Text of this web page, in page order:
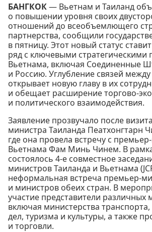
БАНГКОК— Вьетнам и Таиланд
о повышении уровня своих
отношений до всеобъемлющего
партнерства, сообщили
в пятницу. Этот новый статус
ряд с ключевыми стратегическими
Вьетнама, включая Соединенные
и Россию. Углубление связей
открывает новую главу в их
и обещает расширение торгово-
и политического взаимодействия.
Заявление прозвучало после
министра Таиланда Пеатхонгтарн
где она провела встречу с
Вьетнама Фам Минь Чинем. В
состоялось 4-е совместное
министров Таиланда и Вьетнама
неформальная встреча премьер-
и министров обеих стран. В
участие представители различных
включая министерства
дел, туризма и культуры, а также
и торговли.